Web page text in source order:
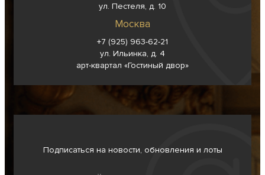
ул. Пестеля, д. 10
Москва
+7 (925) 963-62-21
ул. Ильинка, д. 4
арт-квартал «Гостиный двор»
Подписаться на новости, обновления и лоты